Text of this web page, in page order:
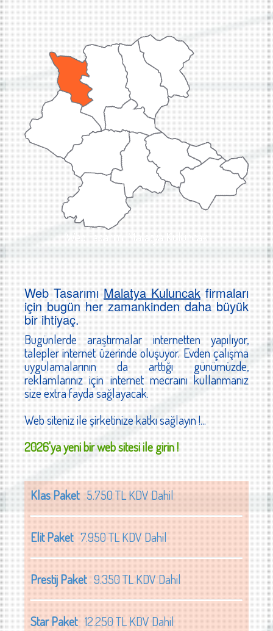
Web Tasarımı Malatya Kuluncak
Web TasarımıMalatya Kuluncakfirmaları
için bugün her zamankinden daha büyük
bir ihtiyaç.
Bugünlerde araştırmalar internetten yapılıyor,
talepler internet üzerinde oluşuyor. Evden çalışma
uygulamalarının da arttığı günümüzde,
reklamlarınız için internet mecraını kullanmanız
size extra fayda sağlayacak.
Web siteniz ile şirketinize katkı sağlayın !...
2026'ya yeni bir web sitesi ile girin !
Klas Paket5.750 TL KDV Dahil
Elit Paket7.950 TL KDV Dahil
Prestij Paket9.350 TL KDV Dahil
Star Paket12.250 TL KDV Dahil